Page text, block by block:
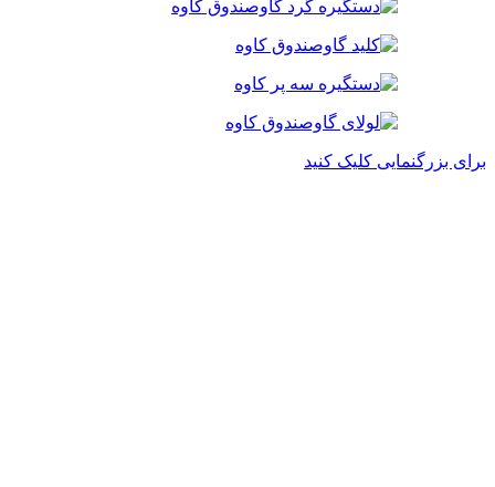
برای بزرگنمایی کلیک کنید